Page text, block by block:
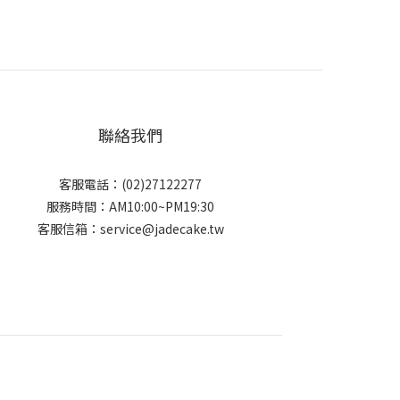
聯絡我們
客服電話：(02)27122277
服務時間：AM10:00~PM19:30
客服信箱：service@jadecake.tw